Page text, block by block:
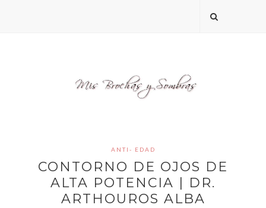
ANTI- EDAD
CONTORNO DE OJOS DE
ALTA POTENCIA | DR.
ARTHOUROS ALBA